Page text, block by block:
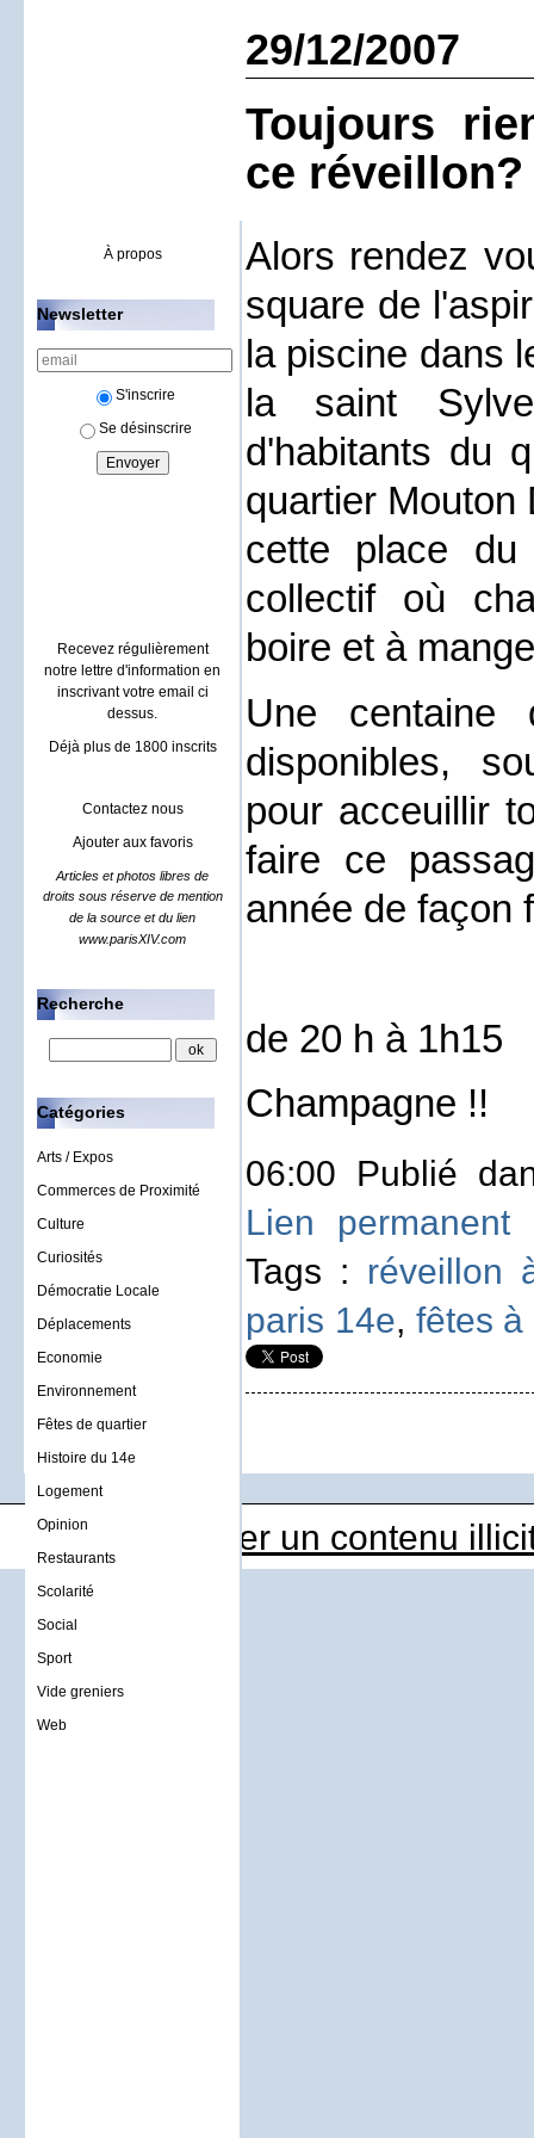
À propos
Newsletter
S'inscrire
Se désinscrire
Recevez régulièrement
notre lettre d'information en
inscrivant votre email ci
dessus.
Déjà plus de 1800 inscrits
Contactez nous
Ajouter aux favoris
Articles et photos libres de
droits sous réserve de mention
de la source et du lien
www.parisXIV.com
Recherche
Catégories
Arts / Expos
Commerces de Proximité
Culture
Curiosités
Démocratie Locale
Déplacements
Economie
Environnement
Fêtes de quartier
Histoire du 14e
Logement
Opinion
Restaurants
Scolarité
Social
Sport
Vide greniers
Web
29/12/2007
Toujours
ce réveillon?
Alors rendez
square de
la piscine dans
la saint
d'habitants du
quartier Mouton
cette place du
collectif où
boire et à
Une
disponibles,
pour acceuillir
faire ce
année de façon
de 20 h à 1h15
Champagne !!
06:00 Publié
Lien permanent
Tags : réveillon
paris 14e, fêtes
Déclarer un contenu